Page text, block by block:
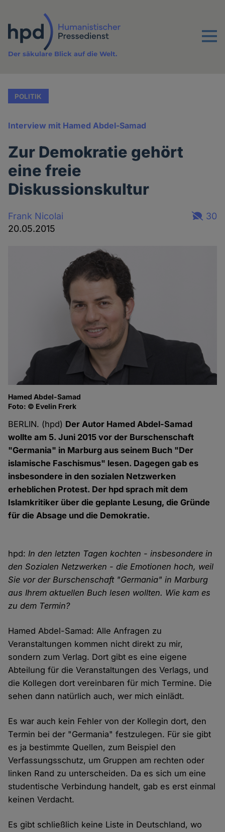
Inhalt
Menu
Der säkulare Blick auf die Welt.
POLITIK
Interview mit Hamed Abdel-Samad
Zur Demokratie gehört
eine freie
Diskussionskultur
Frank Nicolai
20.05.2015
30
Hamed Abdel-Samad
Foto: © Evelin Frerk
BERLIN. (hpd) Der Autor Hamed Abdel-Samad
wollte am 5. Juni 2015 vor der Burschenschaft
"Germania" in Marburg aus seinem Buch "Der
islamische Faschismus" lesen. Dagegen gab es
insbesondere in den sozialen Netzwerken
erheblichen Protest. Der hpd sprach mit dem
Islamkritiker über die geplante Lesung, die Gründe
für die Absage und die Demokratie.
hpd:In den letzten Tagen kochten - insbesondere in
den Sozialen Netzwerken - die Emotionen hoch, weil
Sie vor der Burschenschaft "Germania" in Marburg
aus Ihrem aktuellen Buch lesen wollten. Wie kam es
zu dem Termin?
Hamed Abdel-Samad: Alle Anfragen zu
Veranstaltungen kommen nicht direkt zu mir,
sondern zum Verlag. Dort gibt es eine eigene
Abteilung für die Veranstaltungen des Verlags, und
die Kollegen dort vereinbaren für mich Termine. Die
sehen dann natürlich auch, wer mich einlädt.
Es war auch kein Fehler von der Kollegin dort, den
Termin bei der "Germania" festzulegen. Für sie gibt
es ja bestimmte Quellen, zum Beispiel den
Verfassungsschutz, um Gruppen am rechten oder
linken Rand zu unterscheiden. Da es sich um eine
studentische Verbindung handelt, gab es erst einmal
keinen Verdacht.
Es gibt schließlich keine Liste in Deutschland, wo